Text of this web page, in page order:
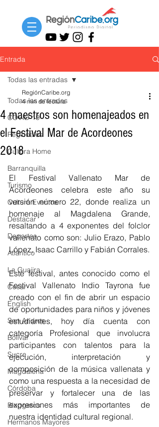
Entrada
Todas las entradas
COVID-19
Regionales
Cultura Home
Barranquilla
Turismo
Cultura Eventos
Destacar
Deportes
Atlántico
La Guajira
Cesar
English
San Andres
Bolívar
Sucre
Magdalena
Córdoba
Bloggeros
Hermanos Mayores
Todas las entradas
4 maestros son homenajeados en
el Festival Mar de Acordeones
2018
RegiónCaribe.org
4 min de lectura
El Festival Vallenato Mar de
Acordeones celebra este año su
versión número 22, donde realiza un
homenaje al Magdalena Grande,
resaltando a 4 exponentes del folclor
vallenato como son: Julio Erazo, Pablo
López, Isaac Carrillo y Fabián Corrales.
Este festival, antes conocido como el
Festival Vallenato Indio Tayrona fue
creado con el fin de abrir un espacio
de oportunidades para niños y jóvenes
estudiantes, hoy día cuenta con
categoría Profesional que involucra
participantes con talentos para la
ejecución, interpretación y
composición de la música vallenata y
como una respuesta a la necesidad de
preservar y fortalecer una de las
expresiones más importantes de
nuestra identidad cultural regional.